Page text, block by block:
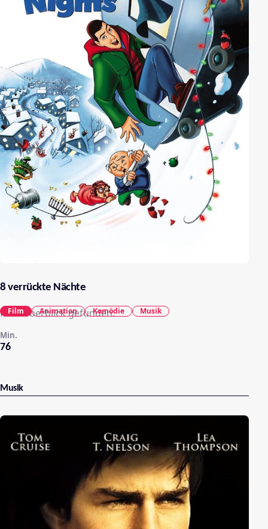
8 verrückte Nächte
Kein Überblick gefunden.
76
Min.
Film Animation Komödie Musik
Musik